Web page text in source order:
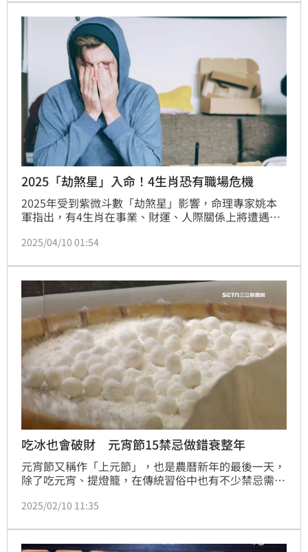
困擾，提醒4生肖2025年易受影響。
2025「劫煞星」入命！4生肖恐有職場危機
2025年受到紫微斗數「劫煞星」影響，命理專家姚本
軍指出，有4生肖在事業、財運、人際關係上將遭遇意
備先破後立特質，只要能挺過挑戰、突破困境，就能收
2025/04/10 01:54
吃冰也會破財 元宵節15禁忌做錯衰整年
元宵節又稱作「上元節」，也是農曆新年的最後一天，
除了吃元宵、提燈籠，在傳統習俗中也有不少禁忌需要
2025/02/10 11:35